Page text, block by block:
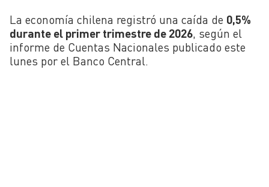
La economía chilena registró una caída de 0,5%
durante el primer trimestre de 2026 , según el
informe de Cuentas Nacionales publicado este
lunes por el Banco Central.